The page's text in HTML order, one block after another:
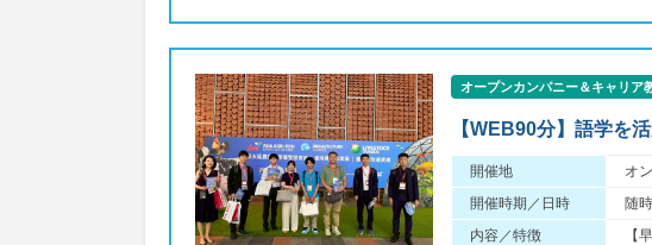
オープンカンパニー＆キャリア
【WEB90分】語学を
開催地
オ
開催時期／日時
随
内容／特徴
【